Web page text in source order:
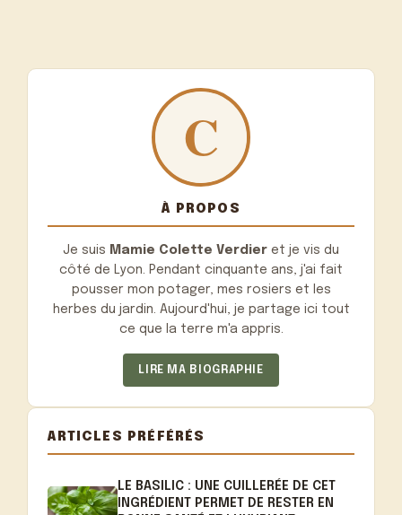
À PROPOS
Je suis Mamie Colette Verdier et je vis du
côté de Lyon. Pendant cinquante ans, j'ai fait
pousser mon potager, mes rosiers et les
herbes du jardin. Aujourd'hui, je partage ici tout
ce que la terre m'a appris.
LIRE MA BIOGRAPHIE
ARTICLES PRÉFÉRÉS
LE BASILIC : UNE CUILLERÉE DE CET
INGRÉDIENT PERMET DE RESTER EN